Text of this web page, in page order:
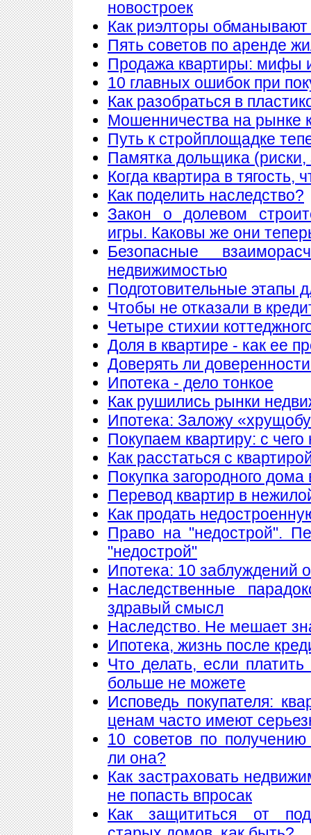
новостроек
Как риэлторы обманывают
Пять советов по аренде
Продажа квартиры: мифы
10 главных ошибок при
Как разобраться в
Мошенничества на рынке
Путь к стройплощадке
Памятка дольщика (риски,
Когда квартира в тягость,
Как поделить наследство?
Закон о долевом
игры. Каковы же они
Безопасные
недвижимостью
Подготовительные этапы
Чтобы не отказали в
Четыре стихии
Доля в квартире - как ее
Доверять ли
Ипотека - дело тонкое
Как рушились рынки
Ипотека: Заложу
Покупаем квартиру: с чего
Как расстаться с
Покупка загородного дома
Перевод квартир в
Как продать
Право на "недострой".
"недострой"
Ипотека: 10 заблуждений
Наследственные
здравый смысл
Наследство. Не мешает
Ипотека, жизнь после
Что делать, если
больше не можете
Исповедь покупателя:
ценам часто имеют
10 советов по
ли она?
Как застраховать
не попасть впросак
Как защититься от